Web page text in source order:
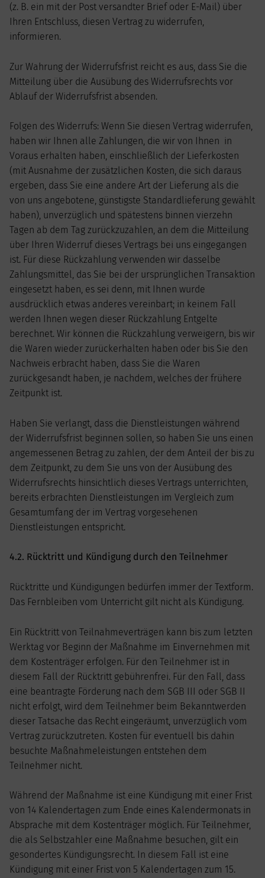
(z. B. ein mit der Post versandter Brief oder E-Mail) über
Ihren Entschluss, diesen Vertrag zu widerrufen,
informieren.
Zur Wahrung der Widerrufsfrist reicht es aus, dass Sie die
Mitteilung über die Ausübung des Widerrufsrechts vor
Ablauf der Widerrufsfrist absenden.
Folgen des Widerrufs: Wenn Sie diesen Vertrag widerrufen,
haben wir Ihnen alle Zahlungen, die wir von Ihnen in
Voraus erhalten haben, einschließlich der Lieferkosten
(mit Ausnahme der zusätzlichen Kosten, die sich daraus
ergeben, dass Sie eine andere Art der Lieferung als die
von uns angebotene, günstigste Standardlieferung gewählt
haben), unverzüglich und spätestens binnen vierzehn
Tagen ab dem Tag zurückzuzahlen, an dem die Mitteilung
über Ihren Widerruf dieses Vertrags bei uns eingegangen
ist. Für diese Rückzahlung verwenden wir dasselbe
Zahlungsmittel, das Sie bei der ursprünglichen Transaktion
eingesetzt haben, es sei denn, mit Ihnen wurde
ausdrücklich etwas anderes vereinbart; in keinem Fall
werden Ihnen wegen dieser Rückzahlung Entgelte
berechnet. Wir können die Rückzahlung verweigern, bis wir
die Waren wieder zurückerhalten haben oder bis Sie den
Nachweis erbracht haben, dass Sie die Waren
zurückgesandt haben, je nachdem, welches der frühere
Zeitpunkt ist.
Haben Sie verlangt, dass die Dienstleistungen während
der Widerrufsfrist beginnen sollen, so haben Sie uns einen
angemessenen Betrag zu zahlen, der dem Anteil der bis zu
dem Zeitpunkt, zu dem Sie uns von der Ausübung des
Widerrufsrechts hinsichtlich dieses Vertrags unterrichten,
bereits erbrachten Dienstleistungen im Vergleich zum
Gesamtumfang der im Vertrag vorgesehenen
Dienstleistungen entspricht.
4.2. Rücktritt und Kündigung durch den Teilnehmer
Rücktritte und Kündigungen bedürfen immer der Textform.
Das Fernbleiben vom Unterricht gilt nicht als Kündigung.
Ein Rücktritt von Teilnahmeverträgen kann bis zum letzten
Werktag vor Beginn der Maßnahme im Einvernehmen mit
dem Kostenträger erfolgen. Für den Teilnehmer ist in
diesem Fall der Rücktritt gebührenfrei. Für den Fall, dass
eine beantragte Förderung nach dem SGB III oder SGB II
nicht erfolgt, wird dem Teilnehmer beim Bekanntwerden
dieser Tatsache das Recht eingeräumt, unverzüglich vom
Vertrag zurückzutreten. Kosten für eventuell bis dahin
besuchte Maßnahmeleistungen entstehen dem
Teilnehmer nicht.
Während der Maßnahme ist eine Kündigung mit einer Frist
von 14 Kalendertagen zum Ende eines Kalendermonats in
Absprache mit dem Kostenträger möglich. Für Teilnehmer,
die als Selbstzahler eine Maßnahme besuchen, gilt ein
gesondertes Kündigungsrecht. In diesem Fall ist eine
Kündigung mit einer Frist von 5 Kalendertagen zum 15.